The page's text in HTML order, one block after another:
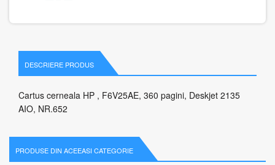
DESCRIERE PRODUS
Cartus cerneala HP , F6V25AE, 360 pagini, Deskjet 2135
AIO, NR.652
PRODUSE DIN ACEEASI CATEGORIE